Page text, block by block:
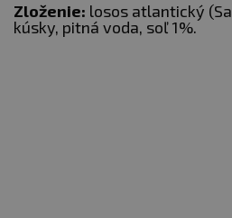
Zloženie: losos atlantický
kúsky, pitná voda, soľ 1%.